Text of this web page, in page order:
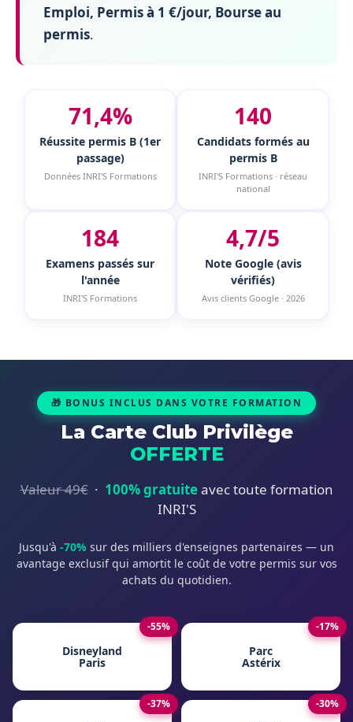
Emploi, Permis à 1 €/jour, Bourse au
permis.
71,4%
Réussite permis B (1er
passage)
Données INRI'S Formations
140
Candidats formés au
permis B
INRI'S Formations · réseau
national
184
Examens passés sur
l'année
INRI'S Formations
4,7/5
Note Google (avis
vérifiés)
Avis clients Google · 2026
🎁 BONUS INCLUS DANS VOTRE FORMATION
La Carte Club Privilège
OFFERTE
Valeur 49€· 100% gratuiteavec toute formation
INRI'S
Jusqu'à -70% sur des milliers d'enseignes partenaires — un
avantage exclusif qui amortit le coût de votre permis sur vos
achats du quotidien.
-55%
Disneyland
Paris
-17%
Parc
Astérix
-37% -30%